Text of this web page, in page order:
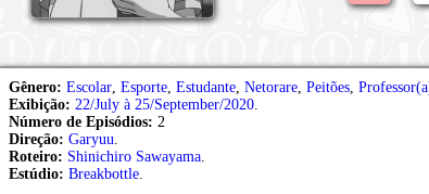
Gênero: Escolar, Esporte, Estudante, Netorare, Peitões,
Exibição: 22/July à 25/September/2020.
Número de Episódios: 2
Direção: Garyuu.
Roteiro: Shinichiro Sawayama.
Estúdio: Breakbottle.